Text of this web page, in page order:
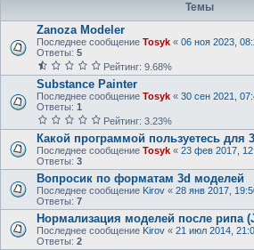
Темы
Zanoza Modeler
Последнее сообщение Tosyk « 06 ноя 2023,
Ответы: 5
Рейтинг: 9.68%
Substance Painter
Последнее сообщение Tosyk « 30 сен 2021,
Ответы: 1
Рейтинг: 3.23%
Какой программой пользуетесь для
Последнее сообщение Tosyk « 23 фев 2017,
Ответы: 3
Вопросик по форматам 3d моделей
Последнее сообщение Kirov « 28 янв 2017,
Ответы: 7
Нормализация моделей после рипа
Последнее сообщение Kirov « 21 июл 2014,
Ответы: 2